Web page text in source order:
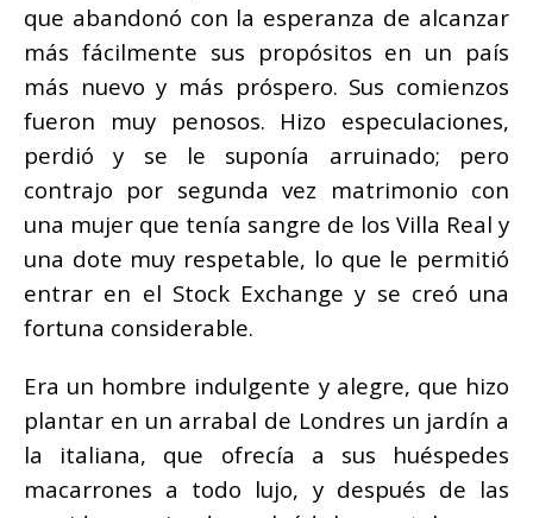
que abandonó con la esperanza de alcanzar
más fácilmente sus propósitos en un país
más nuevo y más próspero. Sus comienzos
fueron muy penosos. Hizo especulaciones,
perdió y se le suponía arruinado; pero
contrajo por segunda vez matrimonio con
una mujer que tenía sangre de los Villa Real y
una dote muy respetable, lo que le permitió
entrar en el Stock Exchange y se creó una
fortuna considerable.
Era un hombre indulgente y alegre, que hizo
plantar en un arrabal de Londres un jardín a
la italiana, que ofrecía a sus huéspedes
macarrones a todo lujo, y después de las